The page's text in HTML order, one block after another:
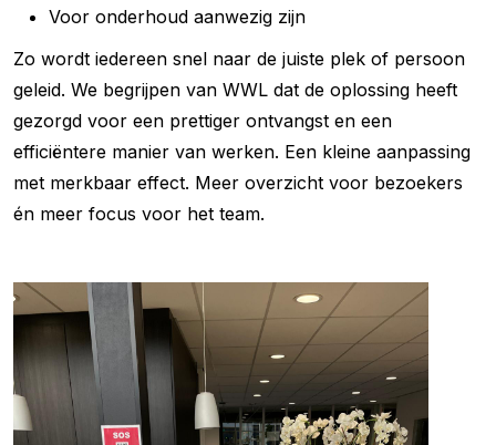
Voor onderhoud aanwezig zijn
Zo wordt iedereen snel naar de juiste plek of persoon
geleid. We begrijpen van WWL dat de oplossing heeft
gezorgd voor een prettiger ontvangst en een
efficiëntere manier van werken. Een kleine aanpassing
met merkbaar effect. Meer overzicht voor bezoekers
én meer focus voor het team.